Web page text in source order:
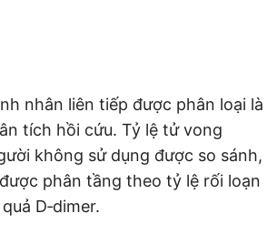
nhân liên tiếp được phân loại là
tích hồi cứu. Tỷ lệ tử vong
không sử dụng được so sánh,
phân tầng theo tỷ lệ rối loạn
D‐dimer.